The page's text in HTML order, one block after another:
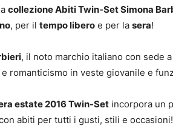
collezione Abiti Twin-Set Simona
, per il tempo libero e per la sera!
, il noto marchio italiano con sede
romanticismo in veste giovanile e
estate 2016 Twin-Set incorpora un
abiti per tutti i gusti, stili e occasioni!